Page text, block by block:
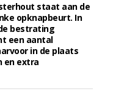
staat aan de
opknapbeurt. In
bestrating
een aantal
in de plaats
en extra